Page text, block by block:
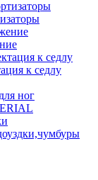
к седлу
ног